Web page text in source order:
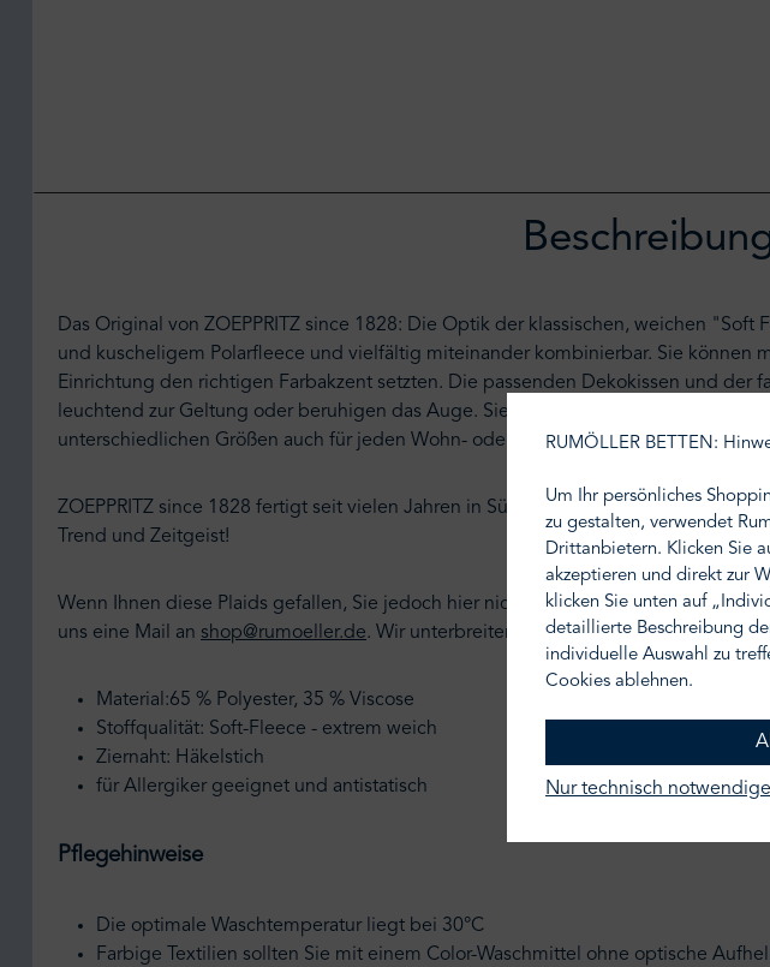
Das Original von ZOEPPRITZ since 1828: Die Optik der klassischen, weichen
und kuscheligem Polarfleece und vielfältig miteinander kombinierbar. Sie können
Einrichtung den richtigen Farbakzent setzten. Die passenden Dekokissen und
leuchtend zur Geltung oder beruhigen das Auge. Sie sind einfach ideal für jeden
unterschiedlichen Größen auch für jeden Wohn- oder Schlafraum geeignet. Dabei
ZOEPPRITZ since 1828 fertigt seit vielen Jahren in Süddeutschland und stellt vor
Trend und Zeitgeist!
Wenn Ihnen diese Plaids gefallen, Sie jedoch hier nicht Ihr Wunschmaß finden,
uns eine Mail an shop@rumoeller.de. Wir unterbreiten Ihnen gern ein Angebot.
Material:65 % Polyester, 35 % Viscose
Stoffqualität: Soft-Fleece - extrem weich
Ziernaht: Häkelstich
für Allergiker geeignet und antistatisch
Pflegehinweise
Die optimale Waschtemperatur liegt bei 30°C
Farbige Textilien sollten Sie mit einem Color-Waschmittel ohne optische
RUMÖLLER BETTEN:
Um Ihr persönliches
zu gestalten, verwendet
Drittanbietern. Klicken Sie
akzeptieren und direkt zur
klicken Sie unten auf
detaillierte Beschreibung
individuelle Auswahl zu
Cookies ablehnen.
Nur technisch notwendige